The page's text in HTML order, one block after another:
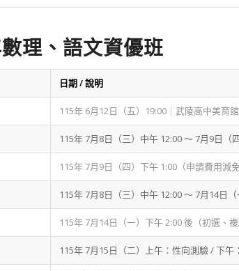
理、語文資優班
日期 / 說明
115年 6月12日（五）19:00｜武陵高中美育
115年 7月8日（三）中午 12:00 ～ 7月9日（
115年 7月9日（四）下午 1:00（申請費用減
115年 7月8日（三）中午 12:00 ～ 7月14日（
115年 7月14日（一）下午 2:00 後（初選、複
115年 7月15日（二）上午：性向測驗 / 下午